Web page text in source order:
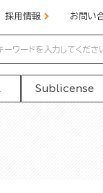
採用情報 お問い
Sublicense